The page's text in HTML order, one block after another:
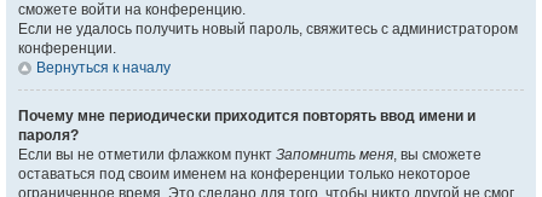
сможете войти на конференцию.
Если не удалось получить новый пароль, свяжитесь с администратором
конференции.
Вернуться к началу
Почему мне периодически приходится повторять ввод имени и
пароля?
Если вы не отметили флажком пункт Запомнить меня, вы сможете
оставаться под своим именем на конференции только некоторое
ограниченное время. Это сделано для того, чтобы никто другой не смог